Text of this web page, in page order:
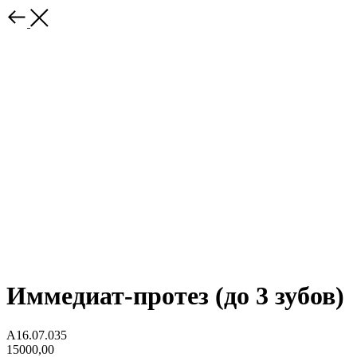
Иммедиат-протез (до 3 зубов)
А16.07.035
15000,00